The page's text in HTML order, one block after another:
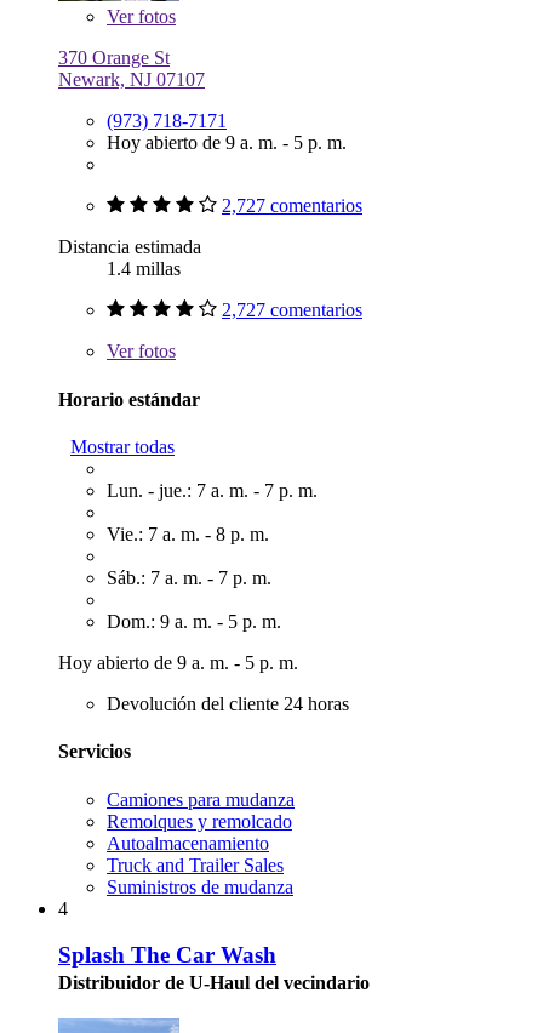
Verfotos
370 Orange St
Newark, NJ 07107
(973) 718-7171
Hoy abierto de 9 a. m. - 5 p. m.
2,727 comentarios
Distancia estimada
1.4 millas
2,727 comentarios
Verfotos
Horario estándar
Mostrar todas
Lun. - jue.: 7 a. m. - 7 p. m.
Vie.: 7 a. m. - 8 p. m.
Sáb.: 7 a. m. - 7 p. m.
Dom.: 9 a. m. - 5 p. m.
Hoy abierto de 9 a. m. - 5 p. m.
Devolución del cliente 24 horas
Servicios
Camiones para mudanza
Remolques y remolcado
Autoalmacenamiento
Truck and Trailer Sales
Suministros de mudanza
4
Splash The Car Wash
Distribuidor de U-Haul del vecindario